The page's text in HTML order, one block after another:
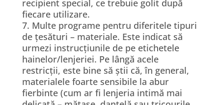
recipient special, ce trebuie golit după
fiecare utilizare.
7. Multe programe pentru diferitele tipuri
de țesături – materiale. Este indicat să
urmezi instrucțiunile de pe etichetele
hainelor/lenjeriei. Pe lângă acele
restricții, este bine să știi că, în general,
materialele foarte sensibile la abur
fierbinte (cum ar fi lenjeria intimă mai